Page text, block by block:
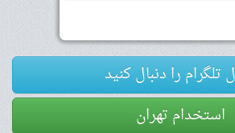
تلگرام را دنبال کنید
استخدام تهران